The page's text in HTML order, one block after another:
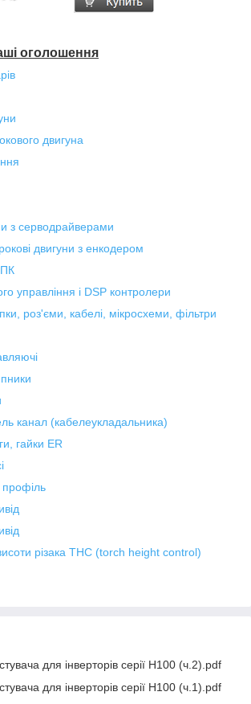
оголошення
двигуна
з серводрайверами
двигуни з енкодером
управління і DSP контролери
роз'єми, кабелі, мікросхеми, фільтри
канал (кабелеукладальника)
гайки ER
профіль
різака THC (torch height control)
для інверторів серії H100 (ч.2).pdf
для інверторів серії H100 (ч.1).pdf